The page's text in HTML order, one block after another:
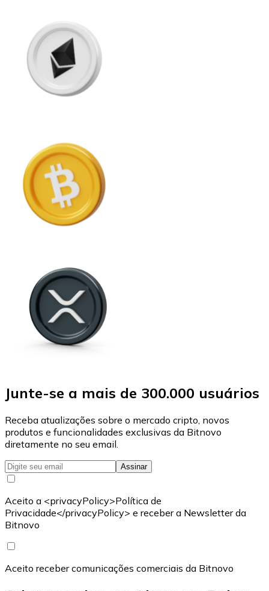
Junte-se a mais de 300.000 usuários
Receba atualizações sobre o mercado cripto, novos
produtos e funcionalidades exclusivas da Bitnovo
diretamente no seu email.
Assinar
Aceito a <privacyPolicy>Política de
Privacidade</privacyPolicy> e receber a Newsletter da
Bitnovo
Aceito receber comunicações comerciais da Bitnovo